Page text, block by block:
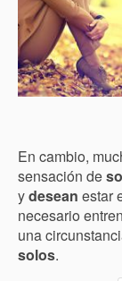
En cambio,
sensación de
ydesean estar
necesario
una
solos.